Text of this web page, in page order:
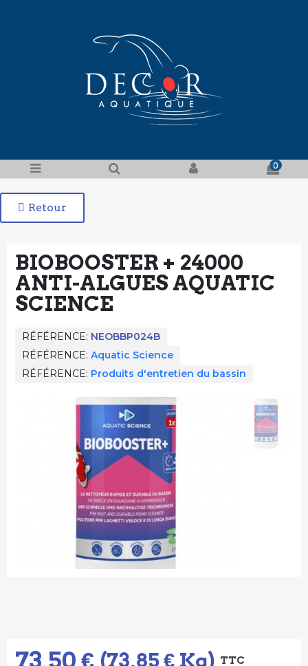
0
Retour
BIOBOOSTER + 24000
ANTI-ALGUES AQUATIC
SCIENCE
RÉFÉRENCE NEOBBP024B
RÉFÉRENCE Aquatic Science
RÉFÉRENCE Produits d'entretien du bassin
73,50 € (73,85 € Kg) TTC